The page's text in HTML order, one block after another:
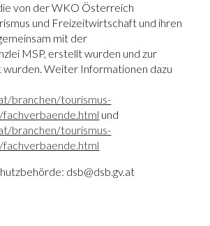
von derWKO Österreich
und Freizeitwirtschaft und ihren
mit der
MSP, erstellt wurden und zur
wurden. Weiter Informationen dazu
branchen/tourismus-
und
branchen/tourismus-
dsb@dsb.gv.at